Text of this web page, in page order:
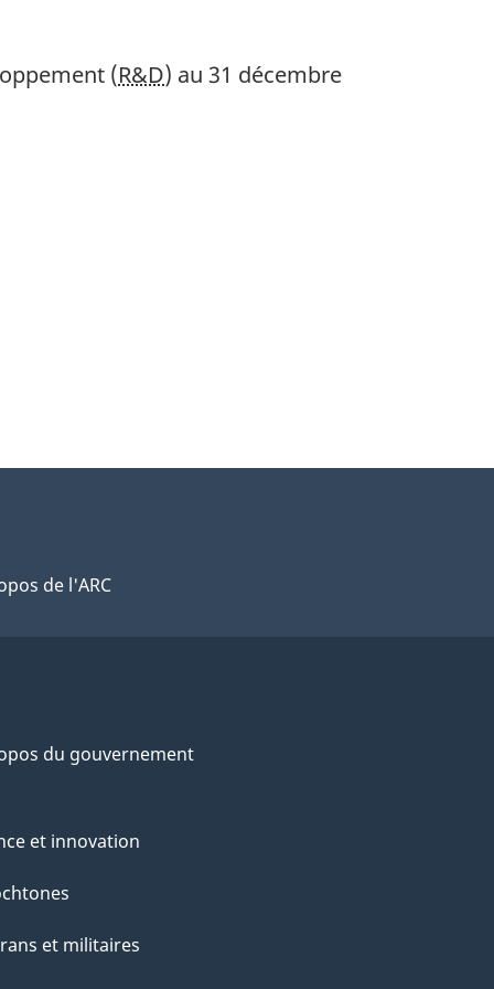
(R&D) au 31 décembre
de l'ARC
du gouvernement
et innovation
et militaires